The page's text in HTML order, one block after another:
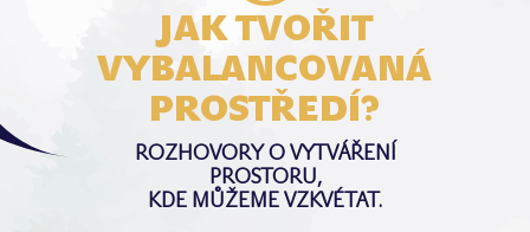
JAK TVOŘIT
VYBALANCOVANÁ
PROSTŘEDÍ?
ROZHOVORY O VYTVÁŘENÍ
PROSTORU,
KDE MŮŽEME VZKVÉTAT.